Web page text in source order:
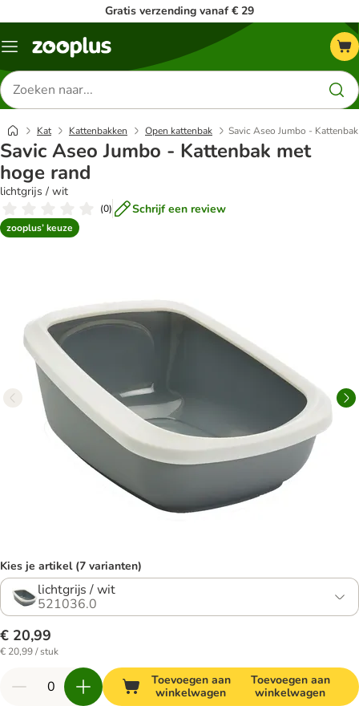
Gratis verzending vanaf € 29
Menu
Zoeken
naar
producten
Kat Kattenbakken Open kattenbak Savic Aseo Jumbo -
Savic Aseo Jumbo - Kattenbak met
hoge rand
lichtgrijs / wit
(0) Schrijf een review
zooplus’ keuze
Kies je artikel (7 varianten)
lichtgrijs / wit
521036.0
€ 20,99
€ 20,99 / stuk
Toevoegen aan
winkelwagen
Toevoegen aan
winkelwagen